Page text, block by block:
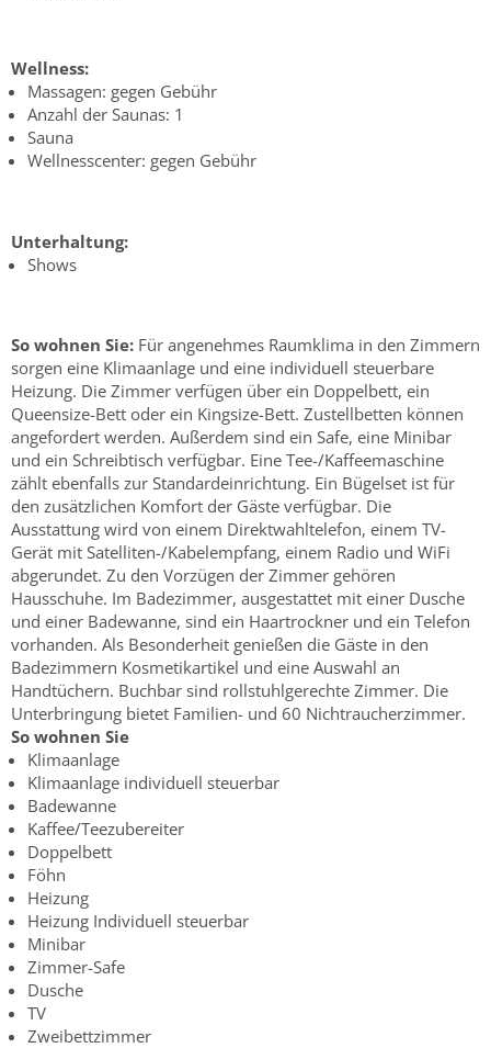
Wellness:
Massagen: gegen Gebühr
Anzahl der Saunas: 1
Sauna
Wellnesscenter: gegen Gebühr
Unterhaltung:
Shows
So wohnen Sie: Für angenehmes Raumklima in den Zimmern
sorgen eine Klimaanlage und eine individuell steuerbare
Heizung. Die Zimmer verfügen über ein Doppelbett, ein
Queensize-Bett oder ein Kingsize-Bett. Zustellbetten können
angefordert werden. Außerdem sind ein Safe, eine Minibar
und ein Schreibtisch verfügbar. Eine Tee-/Kaffeemaschine
zählt ebenfalls zur Standardeinrichtung. Ein Bügelset ist für
den zusätzlichen Komfort der Gäste verfügbar. Die
Ausstattung wird von einem Direktwahltelefon, einem TV-
Gerät mit Satelliten-/Kabelempfang, einem Radio und WiFi
abgerundet. Zu den Vorzügen der Zimmer gehören
Hausschuhe. Im Badezimmer, ausgestattet mit einer Dusche
und einer Badewanne, sind ein Haartrockner und ein Telefon
vorhanden. Als Besonderheit genießen die Gäste in den
Badezimmern Kosmetikartikel und eine Auswahl an
Handtüchern. Buchbar sind rollstuhlgerechte Zimmer. Die
Unterbringung bietet Familien- und 60 Nichtraucherzimmer.
So wohnen Sie
Klimaanlage
Klimaanlage individuell steuerbar
Badewanne
Kaffee/Teezubereiter
Doppelbett
Föhn
Heizung
Heizung Individuell steuerbar
Minibar
Zimmer-Safe
Dusche
TV
Zweibettzimmer